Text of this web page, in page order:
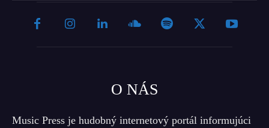
O NÁS
Music Press je hudobný internetový portál informujúci